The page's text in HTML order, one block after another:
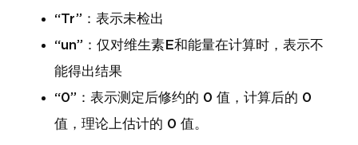
“Tr”：表示未检出
“un”：仅对维生素E和能量在计算时，表示不
能得出结果
“0”：表示测定后修约的 0 值，计算后的 0
值，理论上估计的 0 值。